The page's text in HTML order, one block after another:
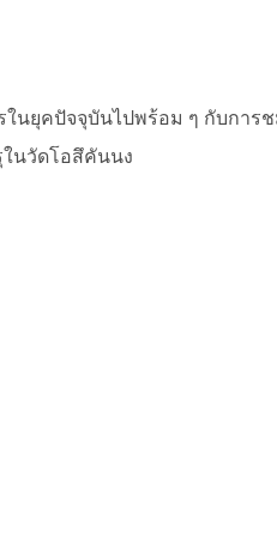
ยุคปัจจุบันไปพร้อม ๆ กับการ
ในวัดโอสึคันนง